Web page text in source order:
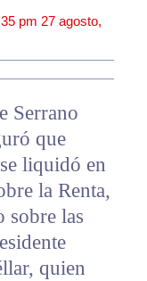
pm 27 agosto,
Serrano
que
liquidó en
la Renta,
sobre las
quien